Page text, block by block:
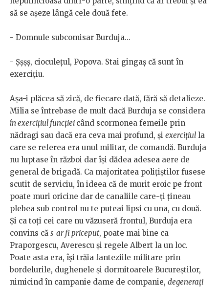
să se așeze lângă cele două fete.
- Domnule subcomisar Burduja...
- Șșșș, cioculețul, Popova. Stai gingaș că sunt în
exercițiu.
Așa-i plăcea să zică, de fiecare dată, fără să detalieze.
Milia se întrebase de mult dacă Burduja se considera
în exercițiul funcției când scormonea femeile prin
nădragi sau dacă era ceva mai profund, și exercițiul la
care se referea era unul militar, de comandă. Burduja
nu luptase în război dar își dădea adesea aere de
general de brigadă. Ca majoritatea polițiștilor fusese
scutit de serviciu, în ideea că de murit eroic pe front
poate muri oricine dar de canaliile care-ți țineau
plebea sub control nu te puteai lipsi cu una, cu două.
Și ca toți cei care nu văzuseră frontul, Burduja era
convins că s-ar fi priceput, poate mai bine ca
Praporgescu, Averescu și regele Albert la un loc.
Poate asta era, își trăia fanteziile militare prin
bordelurile, dughenele și dormitoarele Bucureștilor,
nimicind în campanie dame de companie, degenerați